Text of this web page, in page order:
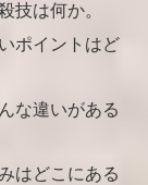
技は何か。
ポイントはど
な違いがある
はどこにある